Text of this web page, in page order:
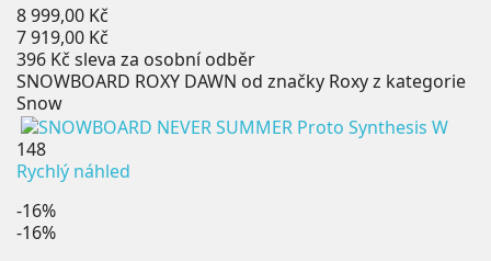
Běžná
cena
8 999,00 Kč
Cena
7 919,00 Kč
396 Kč sleva za osobní odběr
SNOWBOARD ROXY DAWN od značky Roxy z kategorie
Snow
148
Rychlý náhled
-16%
-16%